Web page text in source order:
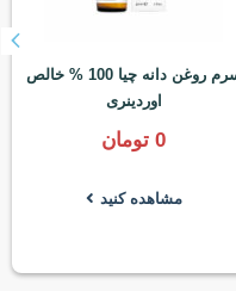
سرم روغن دانه چیا 100 % خالص
اوردینری
0 تومان
مشاهده کنید